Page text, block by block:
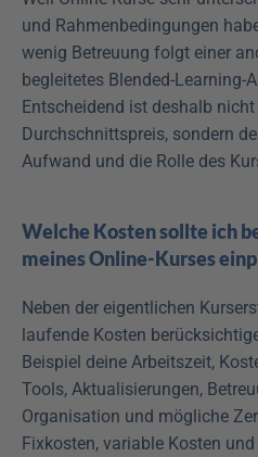
und Rahmenbedingungen
wenig Betreuung folgt einer
begleitetes Blended-Learning-
Entscheidend ist deshalb
Durchschnittspreis, sondern
Aufwand und die Rolle des
Welche Kosten sollte ich
meines Online-Kurses
Neben der eigentlichen
laufende Kosten
Beispiel deine Arbeitszeit,
Tools, Aktualisierungen,
Organisation und mögliche
Fixkosten, variable Kosten